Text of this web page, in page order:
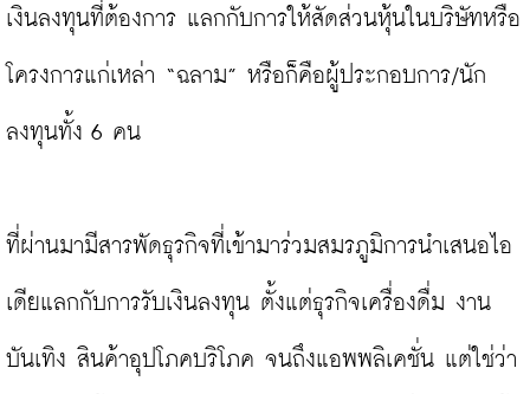
เงินลงทุนที่ต้องการ แลกกับการให้สัดส่วนหุ้นในบริษัทหรือ
โครงการแก่เหล่า “ฉลาม” หรือก็คือผู้ประกอบการ/นัก
ลงทุนทั้ง 6 คน
ที่ผ่านมามีสารพัดธุรกิจที่เข้ามาร่วมสมรภูมิการนำเสนอไอ
เดียแลกกับการรับเงินลงทุน ตั้งแต่ธุรกิจเครื่องดื่ม งาน
บันเทิง สินค้าอุปโภคบริโภค จนถึงแอพพลิเคชั่น แต่ใช่ว่า